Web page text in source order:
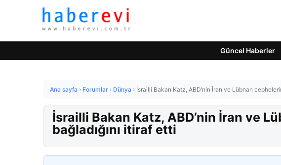
Güncel Haberler
Ana sayfa › Forumlar › Dünya › İsrailli Bakan Katz, ABD’nin İran ve Lübnan
İsrailli Bakan Katz, ABD’nin İran ve
bağladığını itiraf etti